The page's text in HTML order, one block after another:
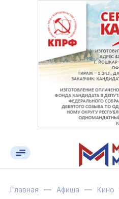
Главная Афиша Кино